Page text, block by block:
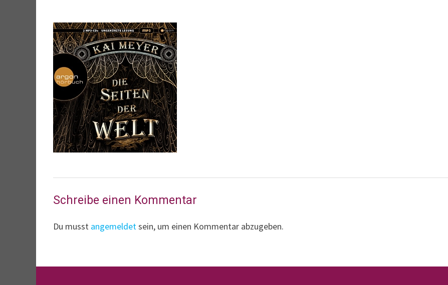
Schreibe einen Kommentar
Du musst angemeldetsein, um einen Kommentar abzugeben.